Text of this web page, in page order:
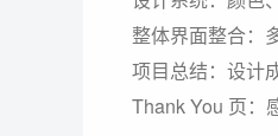
整体界面整合：
项目总结：设计
Thank You 页：